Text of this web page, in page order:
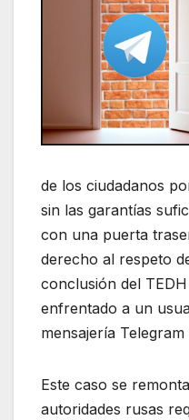
de los ciudadanos
sin las garantías
con una puerta
derecho al respeto
conclusión del
enfrentado a un
mensajería
Este caso se
autoridades rusas